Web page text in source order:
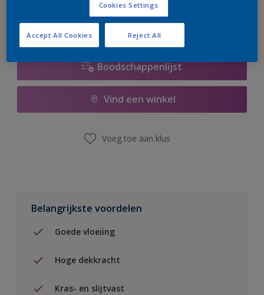
Boodschappenlijst
Vind een winkel
Voeg toe aan klus
Belangrijkste voordelen
Goede vloeiing
Hoge dekkracht
Kras- en slijtvast
Cookies Settings
Reject All
Accept All Cookies